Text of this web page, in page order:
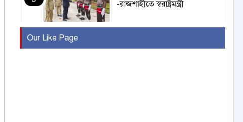
-রাজশাহীতে স্বরাষ্ট্রমন্ত্রী
৫
Our Like Page